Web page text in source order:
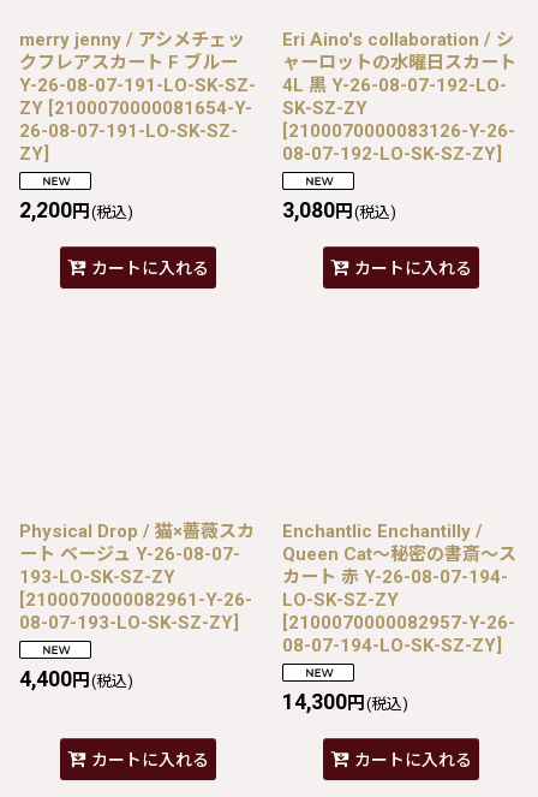
merry jenny / アシメチェッ
クフレアスカート F ブルー
Y-26-08-07-191-LO-SK-SZ-
ZY [2100070000081654-Y-
26-08-07-191-LO-SK-SZ-
ZY]
2,200円 (税込)
カートに入れる
Eri Aino's collaboration / シ
ャーロットの水曜日スカート
4L 黒 Y-26-08-07-192-LO-
SK-SZ-ZY
[2100070000083126-Y-26-
08-07-192-LO-SK-SZ-ZY]
3,080円 (税込)
カートに入れる
Physical Drop / 猫×薔薇スカ
ート ベージュ Y-26-08-07-
193-LO-SK-SZ-ZY
[2100070000082961-Y-26-
08-07-193-LO-SK-SZ-ZY]
4,400円 (税込)
カートに入れる
Enchantlic Enchantilly /
Queen Cat〜秘密の書斎〜ス
カート 赤 Y-26-08-07-194-
LO-SK-SZ-ZY
[2100070000082957-Y-26-
08-07-194-LO-SK-SZ-ZY]
14,300円 (税込)
カートに入れる